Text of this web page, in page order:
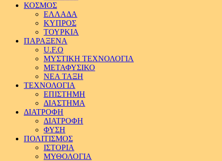
ΚΟΣΜΟΣ
ΕΛΛΑΔΑ
ΚΥΠΡΟΣ
ΤΟΥΡΚΙΑ
ΠΑΡΑΞΕΝΑ
U.F.O
ΜΥΣΤΙΚΗ ΤΕΧΝΟΛΟΓΙΑ
ΜΕΤΑΦΥΣΙΚΟ
ΝΕΑ ΤΑΞΗ
ΤΕΧΝΟΛΟΓΙΑ
ΕΠΙΣΤΗΜΗ
ΔΙΑΣΤΗΜΑ
ΔΙΑΤΡΟΦΗ
ΔΙΑΤΡΟΦΗ
ΦΥΣΗ
ΠΟΛΙΤΙΣΜΟΣ
ΙΣΤΟΡΙΑ
ΜΥΘΟΛΟΓΙΑ